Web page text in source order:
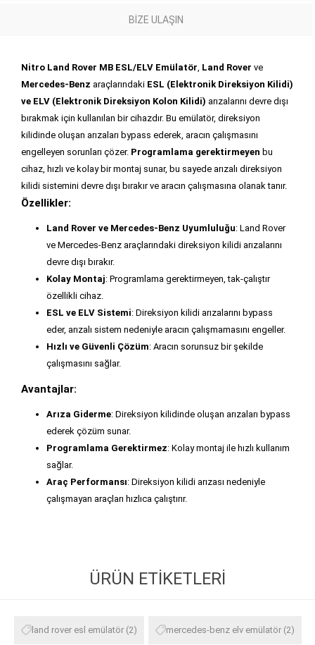
BIZE ULAŞIN
Nitro Land Rover MB ESL/ELV Emülatör Land Rover ve
Mercedes-Benz araçlarındaki ESL (Elektronik Direksiyon Kilidi)
ve ELV (Elektronik Direksiyon Kolon Kilidi) arızalarını devre dışı
bırakmak için kullanılan bir cihazdır. Bu emülatör, direksiyon
kilidinde oluşan arızaları bypass ederek, aracın çalışmasını
engelleyen sorunları çözer. Programlama gerektirmeyen bu
cihaz, hızlı ve kolay bir montaj sunar, bu sayede arızalı direksiyon
kilidi sistemini devre dışı bırakır ve aracın çalışmasına olanak tanır.
Özellikler:
Land Rover ve Mercedes-Benz Uyumluluğu: Land Rover
ve Mercedes-Benz araçlarındaki direksiyon kilidi arızalarını
devre dışı bırakır.
Kolay Montaj: Programlama gerektirmeyen, tak-çalıştır
özellikli cihaz.
ESL ve ELV Sistemi: Direksiyon kilidi arızalarını bypass
eder, arızalı sistem nedeniyle aracın çalışmamasını engeller.
Hızlı ve Güvenli Çözüm: Aracın sorunsuz bir şekilde
çalışmasını sağlar.
Avantajlar:
Arıza Giderme: Direksiyon kilidinde oluşan arızaları bypass
ederek çözüm sunar.
Programlama Gerektirmez: Kolay montaj ile hızlı kullanım
sağlar.
Araç Performansı: Direksiyon kilidi arızası nedeniyle
çalışmayan araçları hızlıca çalıştırır.
ÜRÜN ETIKETLERI
land rover esl emülatör (2) mercedes-benz elv emülatör (2)